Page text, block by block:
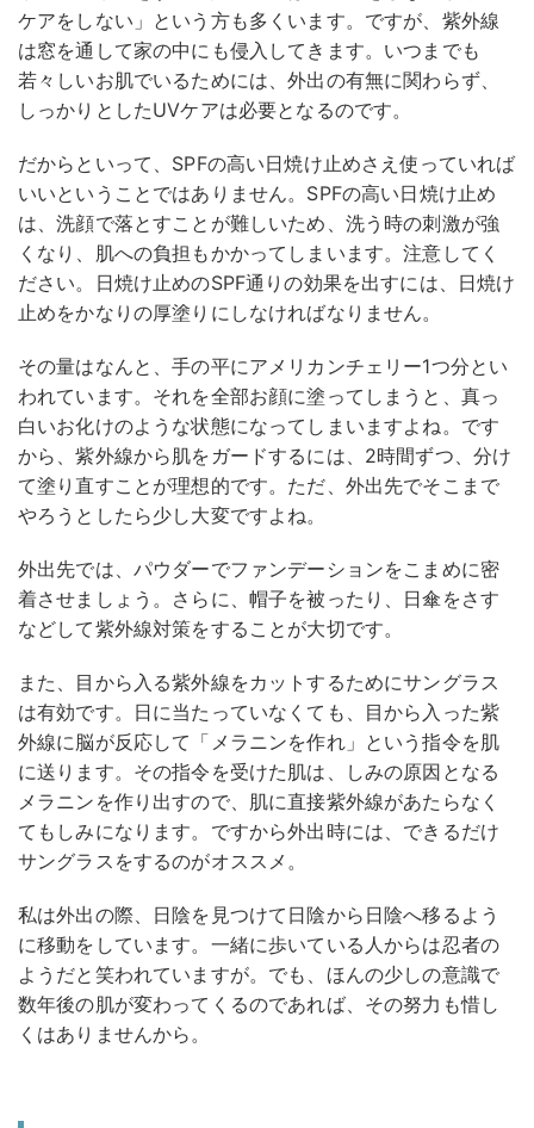
ケアをしない」という方も多くいます。ですが、紫外線
は窓を通して家の中にも侵入してきます。いつまでも
若々しいお肌でいるためには、外出の有無に関わらず、
しっかりとしたUVケアは必要となるのです。
だからといって、SPFの高い日焼け止めさえ使っていれば
いいということではありません。SPFの高い日焼け止め
は、洗顔で落とすことが難しいため、洗う時の刺激が強
くなり、肌への負担もかかってしまいます。注意してく
ださい。日焼け止めのSPF通りの効果を出すには、日焼け
止めをかなりの厚塗りにしなければなりません。
その量はなんと、手の平にアメリカンチェリー1つ分とい
われています。それを全部お顔に塗ってしまうと、真っ
白いお化けのような状態になってしまいますよね。です
から、紫外線から肌をガードするには、2時間ずつ、分け
て塗り直すことが理想的です。ただ、外出先でそこまで
やろうとしたら少し大変ですよね。
外出先では、パウダーでファンデーションをこまめに密
着させましょう。さらに、帽子を被ったり、日傘をさす
などして紫外線対策をすることが大切です。
また、目から入る紫外線をカットするためにサングラス
は有効です。日に当たっていなくても、目から入った紫
外線に脳が反応して「メラニンを作れ」という指令を肌
に送ります。その指令を受けた肌は、しみの原因となる
メラニンを作り出すので、肌に直接紫外線があたらなく
てもしみになります。ですから外出時には、できるだけ
サングラスをするのがオススメ。
私は外出の際、日陰を見つけて日陰から日陰へ移るよう
に移動をしています。一緒に歩いている人からは忍者の
ようだと笑われていますが。でも、ほんの少しの意識で
数年後の肌が変わってくるのであれば、その努力も惜し
くはありませんから。